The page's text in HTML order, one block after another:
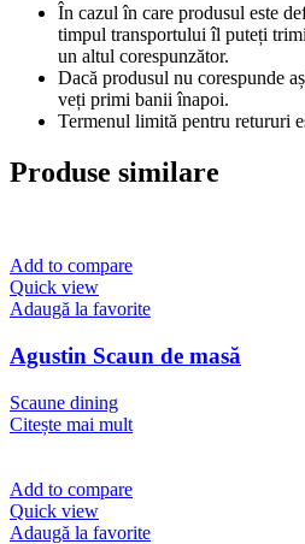
În cazul în care produsul este
timpul transportului îl puteți
un altul corespunzător.
Dacă produsul nu corespunde
veți primi banii înapoi.
Termenul limită pentru retururi
Produse similare
Add to compare
Quick view
Adaugă la favorite
Agustin Scaun de masă
Scaune dining
Citește mai mult
Add to compare
Quick view
Adaugă la favorite